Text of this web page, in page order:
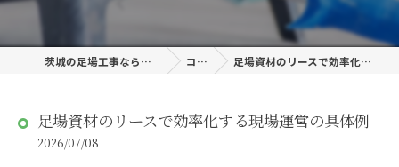
茨城の足場工事なら株式会社渡邊建設 コラム 足場資材のリースで効率化する現場運営の具体例
足場資材のリースで効率化する現場運営の具体例
2026/07/08